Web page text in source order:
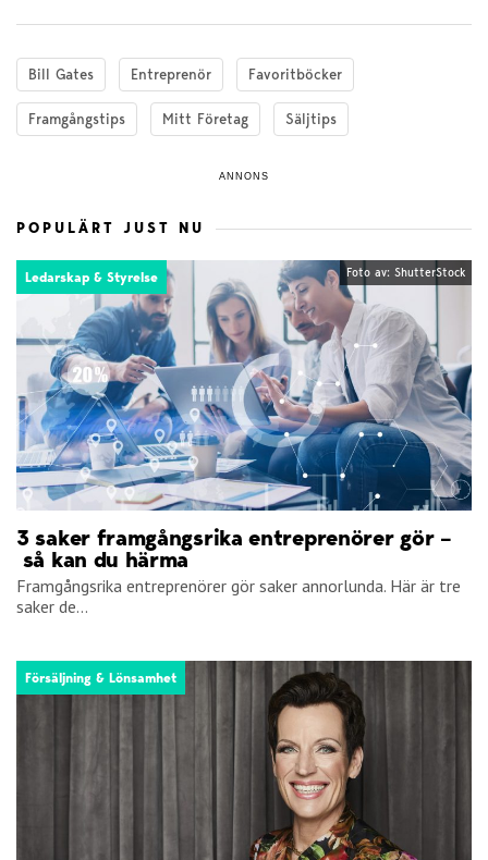
Bill Gates Entreprenör Favoritböcker
Framgångstips Mitt Företag Säljtips
ANNONS
POPULÄRT JUST NU
Ledarskap & Styrelse Foto av: ShutterStock
3 saker framgångsrika entreprenörer gör –
så kan du härma
Framgångsrika entreprenörer gör saker annorlunda. Här är tre
saker de...
Försäljning & Lönsamhet